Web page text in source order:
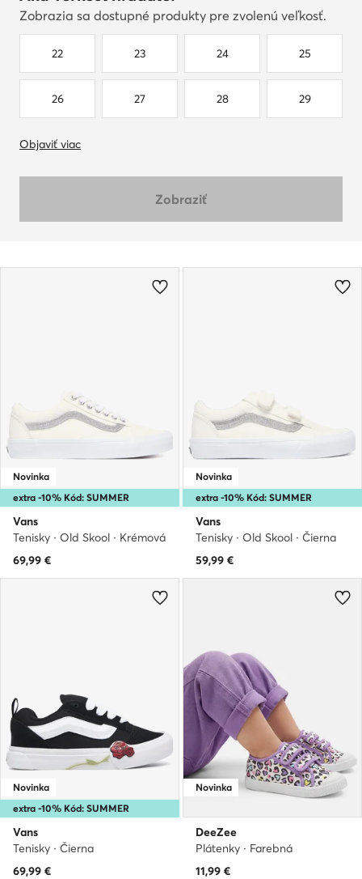
Zobrazia sa dostupné produkty pre zvolenú veľkosť.
22 23 24 25
26 27 28 29
Objaviť viac
Zobraziť
extra -10% Kód: SUMMER
Novinka
Vans
Tenisky · Old Skool · Krémová
69,99 €
extra -10% Kód: SUMMER
Novinka
Vans
Tenisky · Old Skool · Čierna
59,99 €
extra -10% Kód: SUMMER
Novinka
Vans
Tenisky · Čierna
69,99 €
Novinka
DeeZee
Plátenky · Farebná
11,99 €